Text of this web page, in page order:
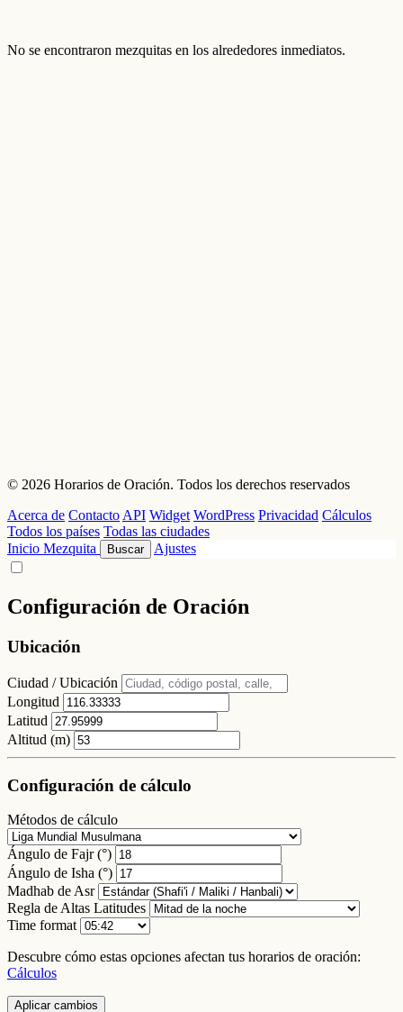
No se encontraron mezquitas en los alrededores inmediatos.
© 2026 Horarios de Oración. Todos los derechos reservados
Acerca de ContactoAPI Widget WordPress Privacidad Cálculos
Todos los países Todas las ciudades
Inicio Mezquita Buscar Ajustes
Configuración de Oración
Ubicación
Ciudad / Ubicación
Longitud
Latitud
Altitud (m)
Configuración de cálculo
Métodos de cálculo
Ángulo de Fajr (°)
Ángulo de Isha (°)
Madhab de Asr
Regla de Altas Latitudes
Time format
Descubre cómo estas opciones afectan tus horarios de oración:
Cálculos
Aplicar cambios